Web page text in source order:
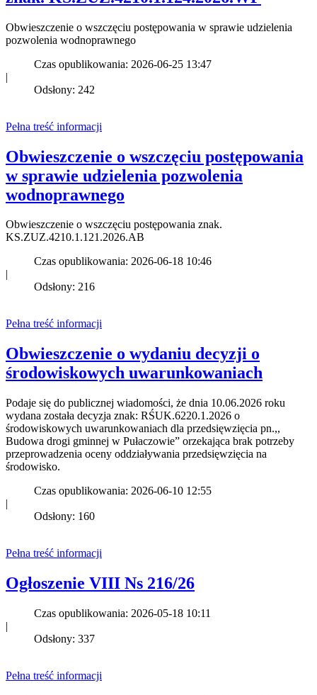
Obwieszczenie o wszczęciu postępowania w sprawie udzielenia
pozwolenia wodnoprawnego
Czas opublikowania: 2026-06-25 13:47
|
Odsłony: 242
Pełna treść informacji
Obwieszczenie o wszczęciu postępowania
w sprawie udzielenia pozwolenia
wodnoprawnego
Obwieszczenie o wszczęciu postępowania znak.
KS.ZUZ.4210.1.121.2026.AB
Czas opublikowania: 2026-06-18 10:46
|
Odsłony: 216
Pełna treść informacji
Obwieszczenie o wydaniu decyzji o
środowiskowych uwarunkowaniach
Podaje się do publicznej wiadomości, że dnia 10.06.2026 roku
wydana została decyzja znak: RŚUK.6220.1.2026 o
środowiskowych uwarunkowaniach dla przedsięwzięcia pn.,,
Budowa drogi gminnej w Pułaczowie” orzekająca brak potrzeby
przeprowadzenia oceny oddziaływania przedsięwzięcia na
środowisko.
Czas opublikowania: 2026-06-10 12:55
|
Odsłony: 160
Pełna treść informacji
Ogłoszenie VIII Ns 216/26
Czas opublikowania: 2026-05-18 10:11
|
Odsłony: 337
Pełna treść informacji